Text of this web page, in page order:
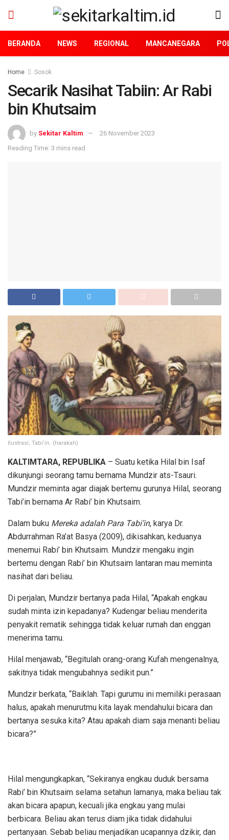
BERANDA NEWS REGIONAL MANCANEGARA
Home Sosok
Secarik Nasihat Tabiin: Ar Rabi
bin Khutsaim
by Sekitar Kaltim
26 November 2023
Reading Time: 3 mins read
Ilustrasi, Tabi’in. (harakah)
KALTIMTARA, REPUBLIKA – Suatu ketika Hilal bin Isaf
dikunjungi seorang tamu bernama Mundzir ats-Tsauri.
Mundzir meminta agar diajak bertemu gurunya Hilal, seorang
Tabi’in bernama Ar Rabi’ bin Khutsaim.
Dalam buku Mereka adalah Para Tabi’in, karya Dr.
Abdurrahman Ra’at Basya (2009), dikisahkan, keduanya
menemui Rabi’ bin Khutsaim. Mundzir mengaku ingin
bertemu dengan Rabi’ bin Khutsaim lantaran mau meminta
nasihat dari beliau.
Di perjalan, Mundzir bertanya pada Hilal, “Apakah engkau
sudah minta izin kepadanya? Kudengar beliau menderita
penyakit rematik sehingga tidak keluar rumah dan enggan
menerima tamu.
Hilal menjawab, “Begitulah orang-orang Kufah mengenalnya,
sakitnya tidak mengubahnya sedikit pun.”
Mundzir berkata, “Baiklah. Tapi gurumu ini memiliki perasaan
halus, apakah menurutmu kita layak mendahului bicara dan
bertanya sesuka kita? Atau apakah diam saja menanti beliau
bicara?”
Hilal mengungkapkan, “Sekiranya engkau duduk bersama
Rabi’ bin Khutsaim selama setahun lamanya, maka beliau tak
akan bicara apapun, kecuali jika engkau yang mulai
berbicara. Beliau akan terus diam jika tidak didahului
pertanyaan. Sebab beliau menjadikan ucapannya dzikir, dan